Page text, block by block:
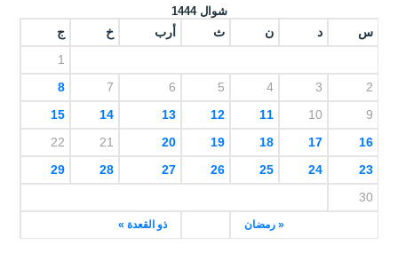
شوال 1444
س د ن ث أرب خ ج
« رمضان ذو القعدة »
1
2
3
4
5
6
7
8
9
10
11
12
13
14
15
16
17
18
19
20
21
22
23
24
25
26
27
28
29
30